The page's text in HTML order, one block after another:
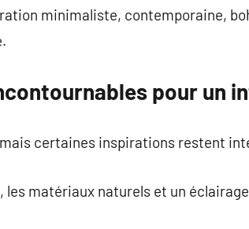
minimaliste, contemporaine,
pour un
certaines inspirations restent
les matériaux naturels et un